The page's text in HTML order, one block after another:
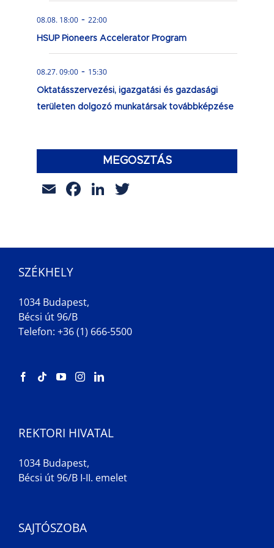
08.08. 18:00 - 22:00
HSUP Pioneers Accelerator Program
08.27. 09:00 - 15:30
Oktatásszervezési, igazgatási és gazdasági
területen dolgozó munkatársak továbbképzése
MEGOSZTÁS
EmailFacebook
LinkedIn
SZÉKHELY
1034 Budapest,
Bécsi út 96/B
Telefon: +36 (1) 666-5500
REKTORI HIVATAL
1034 Budapest,
Bécsi út 96/B I-II. emelet
SAJTÓSZOBA